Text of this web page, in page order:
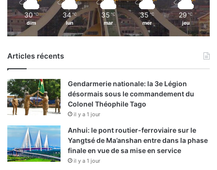
30 ℃
dim
34 ℃
lun
35 ℃
mar
35 ℃
mer
29 ℃
jeu
Articles récents
Gendarmerie nationale: la 3e Légion
désormais sous le commandement du
Colonel Théophile Tago
il y a 1 jour
Anhui: le pont routier-ferroviaire sur le
Yangtsé de Ma’anshan entre dans la phase
finale en vue de sa mise en service
il y a 1 jour